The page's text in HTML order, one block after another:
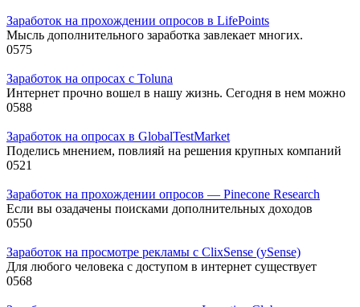
Заработок на прохождении опросов в LifePoints
Мысль дополнительного заработка завлекает многих.
0575
Заработок на опросах с Toluna
Интернет прочно вошел в нашу жизнь. Сегодня в нем можно
0588
Заработок на опросах в GlobalTestMarket
Поделись мнением, повлияй на решения крупных компаний
0521
Заработок на прохождении опросов — Pinecone Research
Если вы озадачены поисками дополнительных доходов
0550
Заработок на просмотре рекламы с ClixSense (ySense)
Для любого человека с доступом в интернет существует
0568